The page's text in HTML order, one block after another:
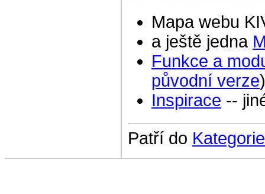
Mapa webu
a ještě jedna
Funkce a
původní verze)
Inspirace --
Patří do